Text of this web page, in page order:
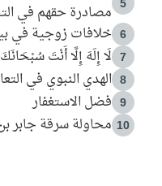
5
مصادرة حقهم في
6 خلافات زوجية في
7 لَا إِلَهَ إِلَّا أَنْتَ
8 الهدي النبوي في
9 فضل الاستغفار
10 محاولة سرقة جابر